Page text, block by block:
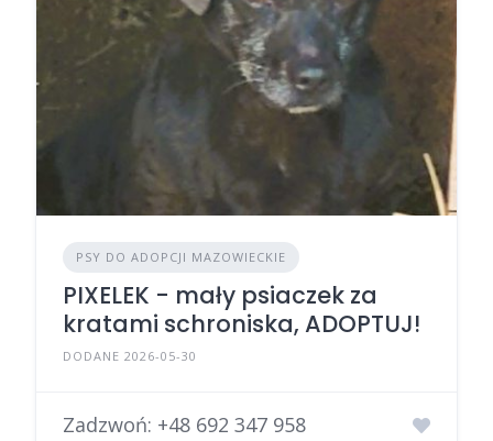
PSY DO ADOPCJI MAZOWIECKIE
PIXELEK - mały psiaczek za
kratami schroniska, ADOPTUJ!
DODANE 2026-05-30
Zadzwoń: +48 692 347 958